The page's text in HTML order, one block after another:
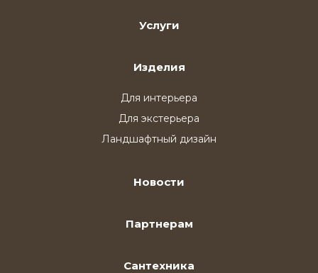
Услуги
Изделия
Для интерьера
Для экстерьера
Ландшафтный дизайн
Новости
Партнерам
Сантехника